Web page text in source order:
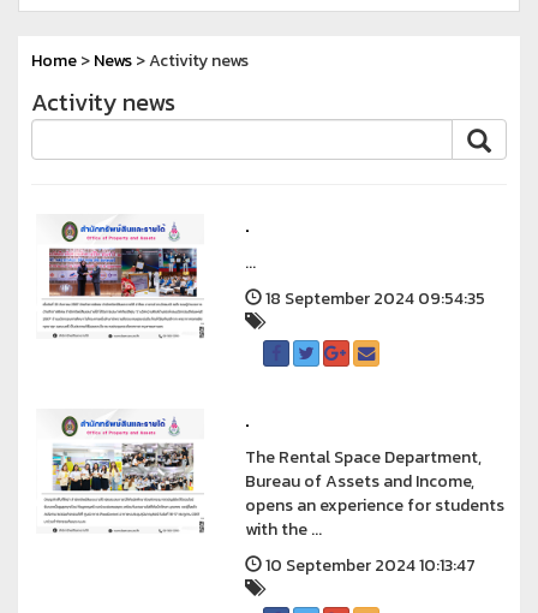
Home>News> Activity news
Activity news
.
...
18 September 2024 09:54:35
.
The Rental Space Department,
Bureau of Assets and Income,
opens an experience for students
with the ...
10 September 2024 10:13:47